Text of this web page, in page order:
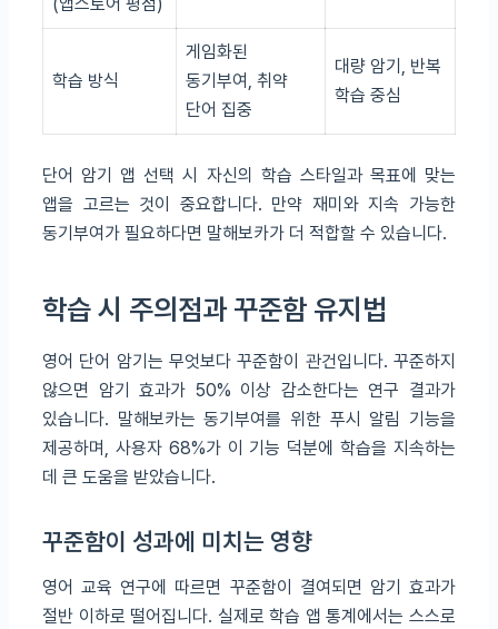
학습 방식
게임화된
동기부여, 취약
단어 집중
대량 암기, 반복
학습 중심
단어 암기 앱 선택 시 자신의 학습 스타일과 목표에 맞는
앱을 고르는 것이 중요합니다. 만약 재미와 지속 가능한
동기부여가 필요하다면 말해보카가 더 적합할 수 있습니다.
학습 시 주의점과 꾸준함 유지법
영어 단어 암기는 무엇보다 꾸준함이 관건입니다. 꾸준하지
않으면 암기 효과가 50% 이상 감소한다는 연구 결과가
있습니다. 말해보카는 동기부여를 위한 푸시 알림 기능을
제공하며, 사용자 68%가 이 기능 덕분에 학습을 지속하는
데 큰 도움을 받았습니다.
꾸준함이 성과에 미치는 영향
영어 교육 연구에 따르면 꾸준함이 결여되면 암기 효과가
절반 이하로 떨어집니다. 실제로 학습 앱 통계에서는 스스로